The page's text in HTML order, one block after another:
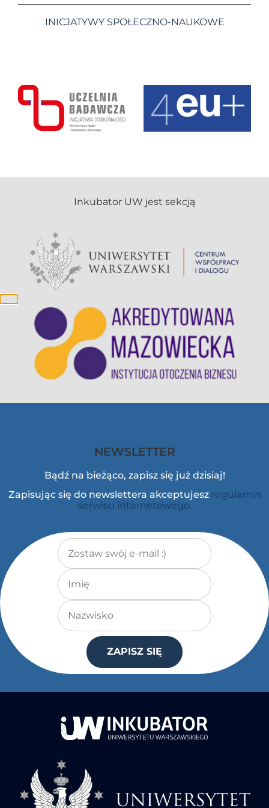
INICJATYWY SPOŁECZNO-NAUKOWE
NEWSLETTER
Bądź na bieżąco, zapisz się już dzisiaj!
Zapisując się do newslettera akceptujesz regulamin
serwisu internetowego.
Adres e-mail*
Imię
Nazwisko
ZAPISZ SIĘ